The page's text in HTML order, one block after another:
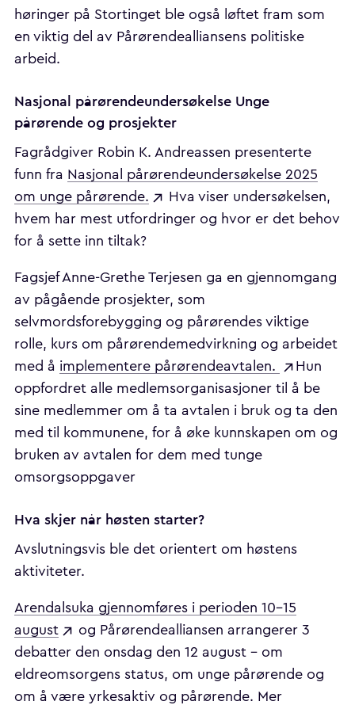
høringer på Stortinget ble også løftet fram som
en viktig del av Pårørendealliansens politiske
arbeid.
Nasjonal pårørendeundersøkelse Unge
pårørende og prosjekter
Fagrådgiver Robin K. Andreassen presenterte
funn fra Nasjonal pårørendeundersøkelse 2025
om unge pårørende.
Hva viser undersøkelsen,
hvem har mest utfordringer og hvor er det behov
for å sette inn tiltak?
Fagsjef Anne-Grethe Terjesen ga en gjennomgang
av pågående prosjekter, som
selvmordsforebygging og pårørendes viktige
rolle, kurs om pårørendemedvirkning og arbeidet
med å implementere pårørendeavtalen.
Hun
oppfordret alle medlemsorganisasjoner til å be
sine medlemmer om å ta avtalen i bruk og ta den
med til kommunene, for å øke kunnskapen om og
bruken av avtalen for dem med tunge
omsorgsoppgaver
Hva skjer når høsten starter?
Avslutningsvis ble det orientert om høstens
aktiviteter.
Arendalsuka gjennomføres i perioden 10-15
august
og Pårørendealliansen arrangerer 3
debatter den onsdag den 12 august - om
eldreomsorgens status, om unge pårørende og
om å være yrkesaktiv og pårørende. Mer